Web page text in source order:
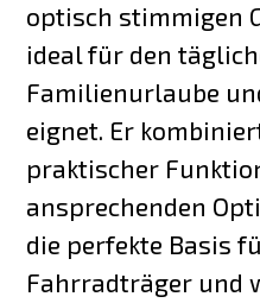
optisch stimmigen
ideal für den
Familienurlaube
eignet. Er
praktischer
ansprechenden
die perfekte Basis
Fahrradträger und